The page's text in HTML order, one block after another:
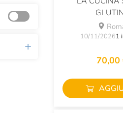
10/11/20261
70,00